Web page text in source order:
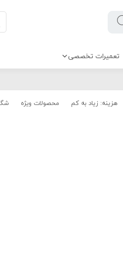
تعمیرات تخصصی
هزینه: زیاد به کم محصولات ویژه